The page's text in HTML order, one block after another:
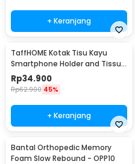
+ Keranjang
TaffHOME Kotak Tisu Kayu
Smartphone Holder and Tissue
Box - ZJ05
Rp34.900
Rp62.900 45%
+ Keranjang
Bantal Orthopedic Memory
Foam Slow Rebound - OPP10